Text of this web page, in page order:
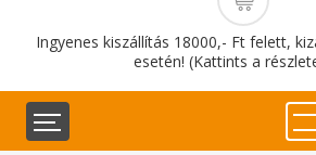
Ingyenes kiszállítás 18000,- Ft felett,
esetén! (Kattints a